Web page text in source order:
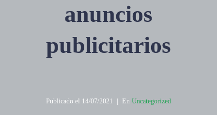
anuncios
publicitarios
Publicado el 14/07/2021 En Uncategorized